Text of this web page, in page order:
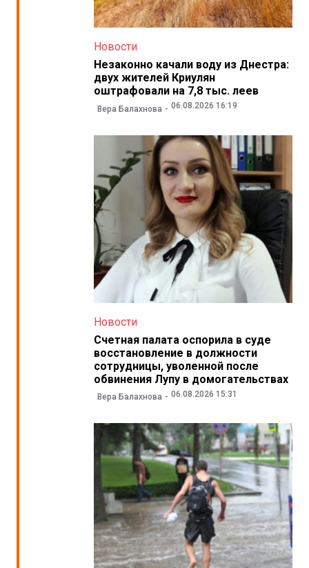
Новости
Незаконно качали воду из Днестра:
двух жителей Криулян
оштрафовали на 7,8 тыс. леев
Вера Балахнова 06.08.2026 16:19
Новости
Счетная палата оспорила в суде
восстановление в должности
сотрудницы, уволенной после
обвинения Лупу в домогательствах
Вера Балахнова 06.08.2026 15:31